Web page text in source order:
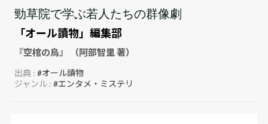
勁草院で学ぶ若人たちの群像劇
「オール讀物」編集部
『空棺の烏』 （阿部智里 著）
出典 :#オール讀物
ジャンル :#エンタメ・ミステリ